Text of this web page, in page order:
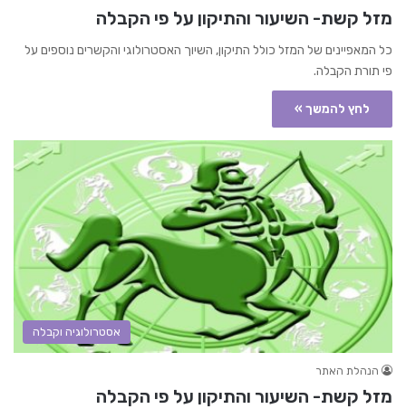
מזל קשת- השיעור והתיקון על פי הקבלה
כל המאפיינים של המזל כולל התיקון, השיוך האסטרולוגי והקשרים נוספים על
פי תורת הקבלה.
לחץ להמשך »
אסטרולוגיה וקבלה
הנהלת האתר
מזל קשת- השיעור והתיקון על פי הקבלה